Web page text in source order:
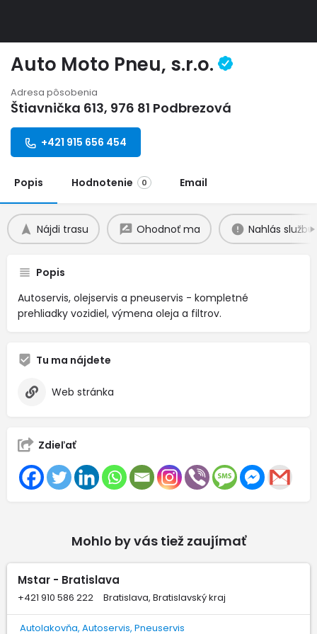
Auto Moto Pneu, s.r.o.
Adresa pôsobenia
Štiavnička 613, 976 81 Podbrezová
+421 915 656 454
Popis Hodnotenie 0 Email
Nájdi trasu Ohodnoť ma Nahlás službu
Popis
Autoservis, olejservis a pneuservis - kompletné
prehliadky vozidiel, výmena oleja a filtrov.
Tu ma nájdete
Web stránka
Zdieľať
Mohlo by vás tiež zaujímať
Mstar - Bratislava
+421 910 586 222 Bratislava, Bratislavský kraj
Autolakovňa, Autoservis, Pneuservis